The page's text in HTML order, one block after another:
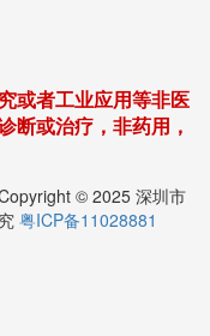
或者工业应用等非医
断或治疗，非药用，
© 2025 深圳市
粤ICP备11028881